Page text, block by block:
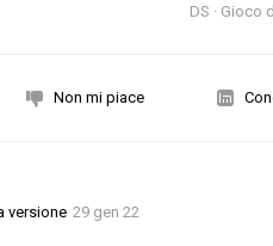
DS · Gioco
Non mi piace
versione 29 gen 22